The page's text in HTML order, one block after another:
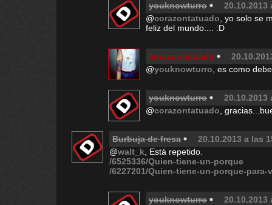
youknowturro
20.10.2013
@corazontatuado , yo solo se
feliz del mundo.... :D
corazontatuado
@youknowturro , es como
youknowturro
20.10.2013
@corazontatuado ,
Burbuja de fresa
20.10.2013 a las
@walt_k , Está repetido.
/6525336/Quien-tiene-un-porque
/6227201/Quien-tiene-un-porque-para-
youknowturro
20.10.2013